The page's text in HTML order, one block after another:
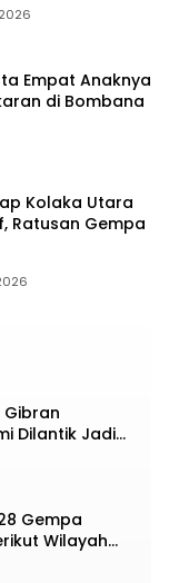
Empat Anaknya
di Bombana
Kolaka Utara
Ratusan Gempa
Dilantik Jadi
Gempa
Wilayah